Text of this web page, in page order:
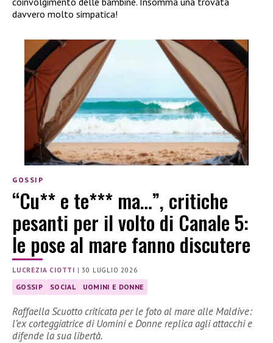
davvero molto simpatica!
GOSSIP
“Cu** e te*** ma…”, critiche
pesanti per il volto di Canale 5:
le pose al mare fanno discutere
LUCREZIA CIOTTI |30 LUGLIO 2026
GOSSIP SOCIAL UOMINI E DONNE
Raffaella Scuotto criticata per le foto al mare alle Maldive:
l’ex corteggiatrice di Uomini e Donne replica agli attacchi e
difende la sua libertà.